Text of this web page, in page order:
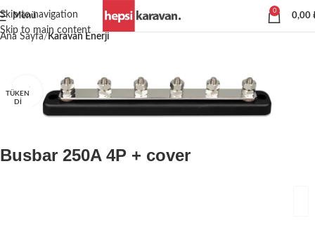
Skip to navigation
Skip to main content
Menü
0
0,00
Ana Sayfa Karavan Enerji
TÜKEN
DI
Büyütmek için tıklayın
Busbar 250A 4P + cover